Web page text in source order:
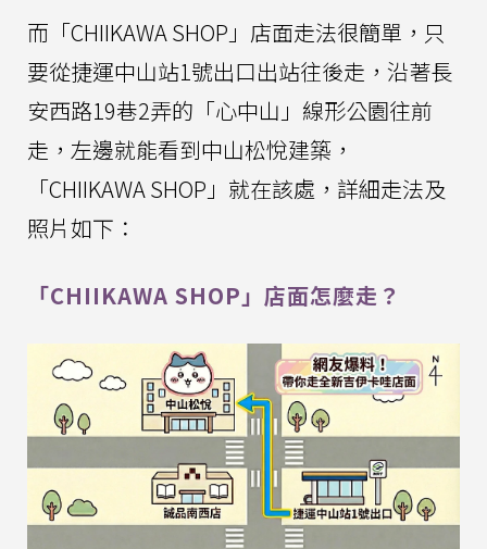
而「CHIIKAWA SHOP」店面走法很簡單，只
要從捷運中山站1號出口出站往後走，沿著長
安西路19巷2弄的「心中山」線形公園往前
走，左邊就能看到中山松悅建築，
「CHIIKAWA SHOP」就在該處，詳細走法及
照片如下：
「CHIIKAWA SHOP」店面怎麼走？